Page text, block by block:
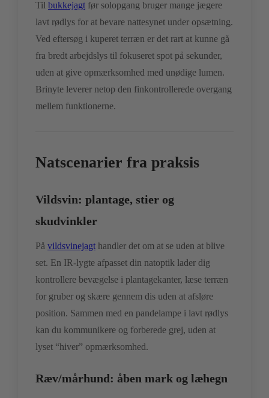
Til bukkejagt før solopgang bruger mange jægere
lavt rødlys for at bevare nattesynet under opsætning.
Ved eftersøg i kuperet terræn er det rart at kunne gå
fra bredt arbejdslys til fokuseret spot på sekunder,
uden at give opmærksomhed med unødige lumen.
Brinyte leverer netop den finkontrollerede overgang
mellem funktionerne.
Natscenarier fra praksis
Vildsvin: plantage, stier og
skudvinkler
På vildsvinejagt handler det om at se uden at blive
set. En IR-lygte afpasset din natoptik lader dig
kontrollere bevægelse i plantagekanter, læse terræn
for gruber og skære gennem dis uden at afsløre
position. Sammen med en pandelampe i lavt rødlys
kan du kommunikere og forberede grej, uden at
lyset “hiver” opmærksomhed.
Ræv/mårhund: åben mark og læhegn